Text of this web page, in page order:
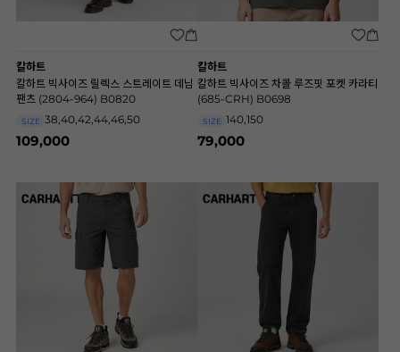
칼하트
칼하트 빅사이즈 릴렉스 스트레이트 데님
팬츠 (2804-964) B0820
SIZE 38,40,42,44,46,50
109,000
칼하트
칼하트 빅사이즈 차콜 루즈핏 포켓 카라티
(685-CRH) B0698
SIZE 140,150
79,000